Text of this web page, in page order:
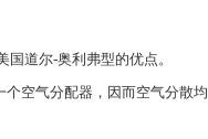
道尔-奥利弗型的优点。
空气分配器，因而空气分散均